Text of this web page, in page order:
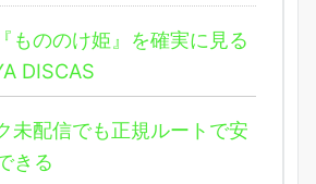
もののけ姫』を確実に見る
DISCAS
未配信でも正規ルートで安
きる